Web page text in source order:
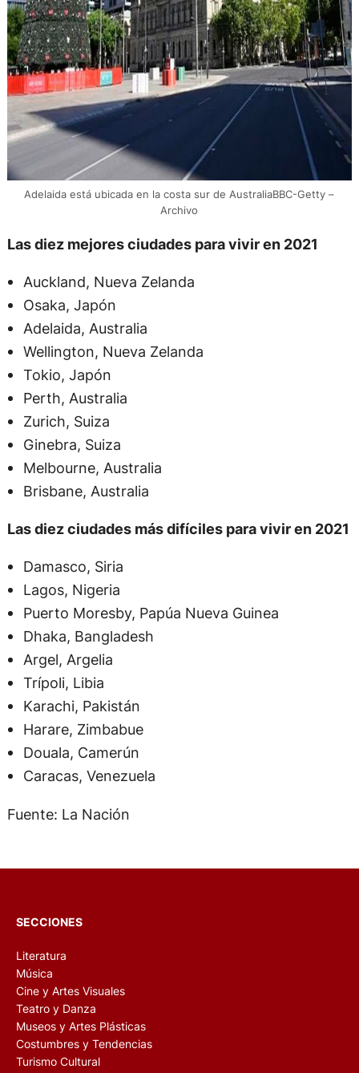
Adelaida está ubicada en la costa sur de AustraliaBBC-Getty –
Archivo
Las diez mejores ciudades para vivir en 2021
Auckland, Nueva Zelanda
Osaka, Japón
Adelaida, Australia
Wellington, Nueva Zelanda
Tokio, Japón
Perth, Australia
Zurich, Suiza
Ginebra, Suiza
Melbourne, Australia
Brisbane, Australia
Las diez ciudades más difíciles para vivir en 2021
Damasco, Siria
Lagos, Nigeria
Puerto Moresby, Papúa Nueva Guinea
Dhaka, Bangladesh
Argel, Argelia
Trípoli, Libia
Karachi, Pakistán
Harare, Zimbabue
Douala, Camerún
Caracas, Venezuela
Fuente: La Nación
SECCIONES
Literatura
Música
Cine y Artes Visuales
Teatro y Danza
Museos y Artes Plásticas
Costumbres y Tendencias
Turismo Cultural